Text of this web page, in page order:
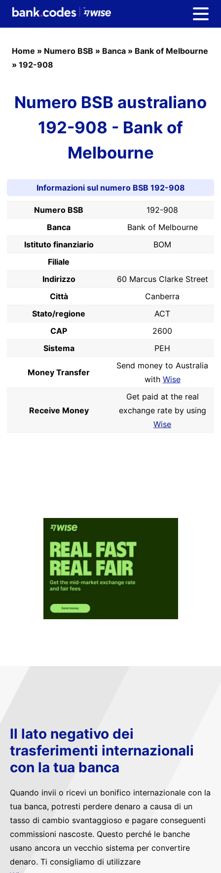
Home » Numero BSB » Banca » Bank of Melbourne
» 192-908
Numero BSB australiano
192-908 - Bank of
Melbourne
Informazioni sul numero BSB 192-908
Numero BSB
192-908
Banca
Bank of Melbourne
Istituto finanziario
BOM
Filiale
Indirizzo
60 Marcus Clarke Street
Città
Canberra
Stato/regione
ACT
CAP
2600
Sistema
PEH
Money Transfer
Send money to Australia
with Wise
Receive Money
Get paid at the real
exchange rate by using
Wise
Il lato negativo dei
trasferimenti internazionali
con la tua banca
Quando invii o ricevi un bonifico internazionale con la
tua banca, potresti perdere denaro a causa di un
tasso di cambio svantaggioso e pagare conseguenti
commissioni nascoste. Questo perché le banche
usano ancora un vecchio sistema per convertire
denaro. Ti consigliamo di utilizzare